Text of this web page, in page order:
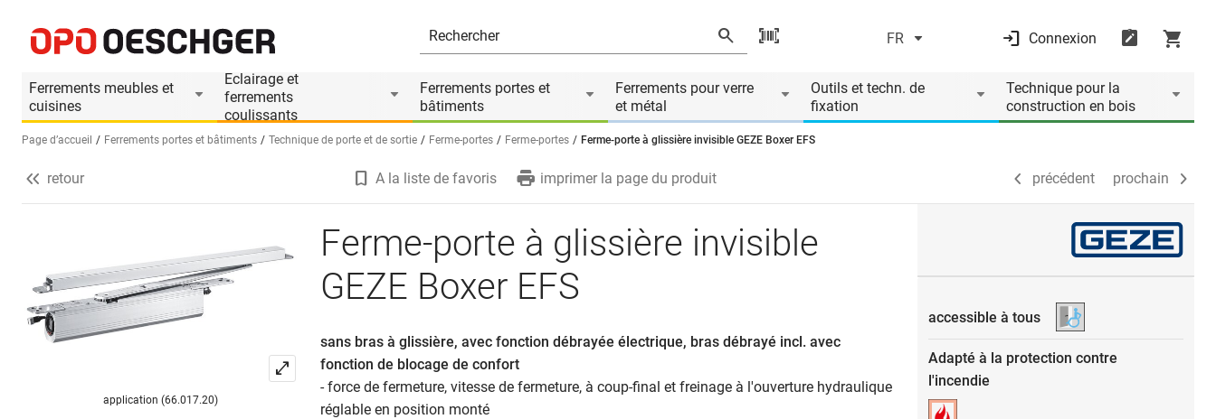
FR Connexion
Ferrements meubles et
cuisines
Eclairage et
ferrements
coulissants
Ferrements portes et
bâtiments
Ferrements pour verre
et métal
Outils et techn. de
fixation
Technique pour la
construction en bois
Sélectionnez une langue (FR)
Page d’accueil Ferrements portes et bâtiments Technique de porte et de sortie Ferme-portes Ferme-portes Ferme-porte à glissière invisible GEZE Boxer EFS
Informations produit
Accessoires appropriés précédent prochain
retour A la liste de favoris imprimer la page du produit précédent prochain
application (66.017.20)
Ferme-porte à glissière invisible
GEZE Boxer EFS
sans bras à glissière, avec fonction débrayée électrique, bras débrayé incl. avec
fonction de blocage de confort
- force de fermeture, vitesse de fermeture, à coup-final et freinage à l'ouverture hydraulique
réglable en position monté
accessible à tous
Adapté à la protection contre
l'incendie